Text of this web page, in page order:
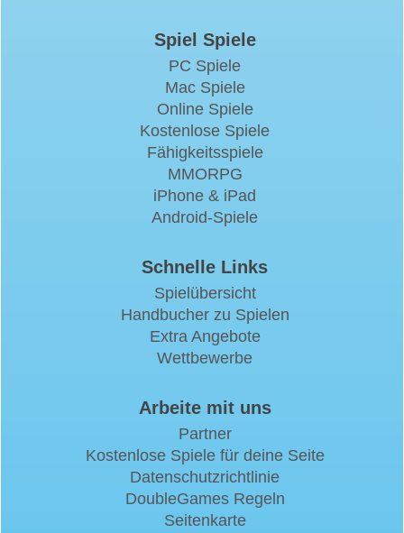
Spiel Spiele
PC Spiele
Mac Spiele
Online Spiele
Kostenlose Spiele
Fähigkeitsspiele
MMORPG
iPhone & iPad
Android-Spiele
Schnelle Links
Spielübersicht
Handbucher zu Spielen
Extra Angebote
Wettbewerbe
Arbeite mit uns
Partner
Kostenlose Spiele für deine Seite
Datenschutzrichtlinie
DoubleGames Regeln
Seitenkarte